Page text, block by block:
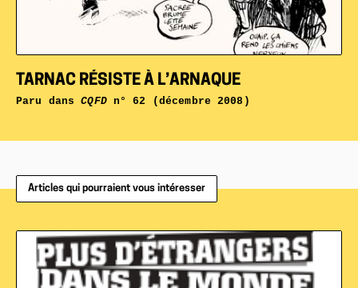
TARNAC RÉSISTE À L’ARNAQUE
Paru dansCQFDn° 62 (décembre 2008)
Articles qui pourraient vous intéresser